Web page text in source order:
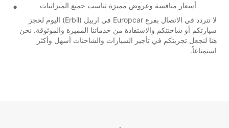
أسعار منافسة وعروض مميزة تناسب جميع الميزانيات
لا تتردد في الاتصال بفرع Europcar في اربيل (Erbil) اليوم لحجز
سيارتكم أو شاحنتكم والاستفادة من خدماتنا المميزة والموثوقة. نحن
هنا لنجعل تجربتكم في تأجير السيارات والشاحنات أسهل وأكثر
استمتاعاً.